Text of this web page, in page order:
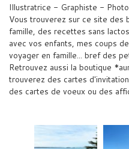
Illustratrice - Graphiste -
Vous trouverez sur ce site des
famille, des recettes sans
avec vos enfants, mes coups
voyager en famille... bref des
Retrouvez aussi la boutique
trouverez des cartes
des cartes de voeux ou des